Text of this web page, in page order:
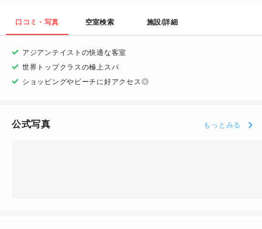
口コミ・写真 空室検索 施設/詳細
アジアンテイストの快適な客室
世界トップクラスの極上スパ
ショッピングやビーチに好アクセス◎
公式写真 もっとみる